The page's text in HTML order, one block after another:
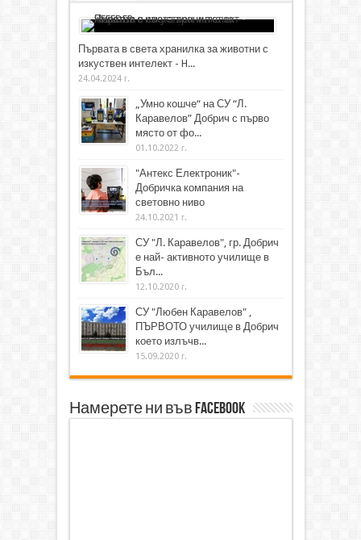
Първата в света хранилка за животни с
изкуствен интелект - H...
24.04.2024 г.
„Умно кошче“ на СУ “Л.
Каравелов” Добрич с първо
място от фо...
01.10.2022 г.
"Антекс Електроник"-
Добричка компания на
световно ниво
24.10.2021 г.
СУ "Л. Каравелов", гр. Добрич
е най- активното училище в
Бъл...
12.10.2020 г.
СУ "Любен Каравелов" ,
ПЪРВОТО училище в Добрич
което излъчв...
15.09.2020 г.
Намерете ни във Facebook